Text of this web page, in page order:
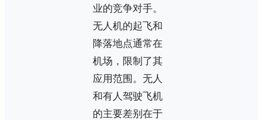
业的竞争对手。
无人机的起飞和
降落地点通常在
机场，限制了其
应用范围。无人
和有人驾驶飞机
的主要差别在于